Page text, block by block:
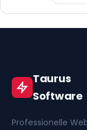
Taurus
Software
Professionelle